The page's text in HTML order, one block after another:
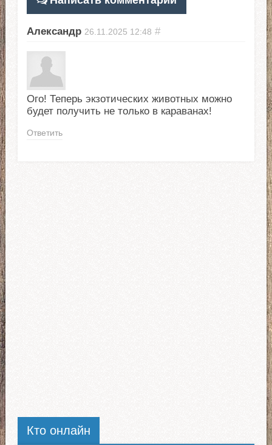
Александр 26.11.2025 12:48 #
Ого! Теперь экзотических животных можно
будет получить не только в караванах!
Ответить
Кто онлайн